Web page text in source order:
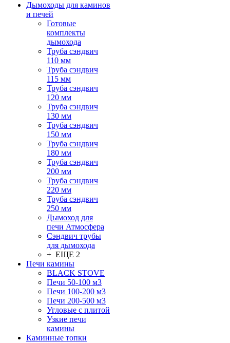
Дымоходы для каминов
и печей
Готовые
комплекты
дымохода
Труба сэндвич
110 мм
Труба сэндвич
115 мм
Труба сэндвич
120 мм
Труба сэндвич
130 мм
Труба сэндвич
150 мм
Труба сэндвич
180 мм
Труба сэндвич
200 мм
Труба сэндвич
220 мм
Труба сэндвич
250 мм
Дымоход для
печи Атмосфера
Сэндвич трубы
для дымохода
+ ЕЩЕ 2
Печи камины
BLACK STOVE
Печи 50-100 м3
Печи 100-200 м3
Печи 200-500 м3
Угловые с плитой
Узкие печи
камины
Каминные топки